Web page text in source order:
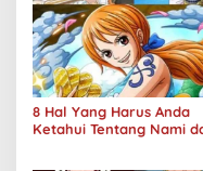
8 Hal Yang Harus Anda
Ketahui Tentang Nami